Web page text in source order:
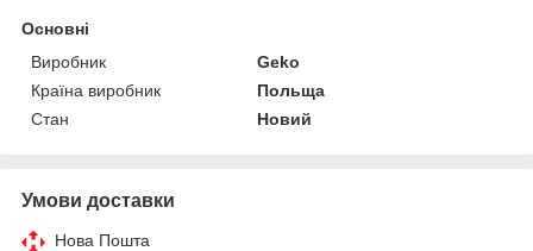
Основні
Виробник
Geko
Країна виробник
Польща
Стан
Новий
Умови доставки
Нова Пошта